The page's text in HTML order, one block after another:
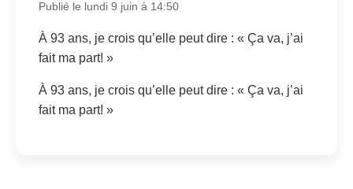
Publié le lundi 9 juin à 14:50
À 93 ans, je crois qu’elle peut dire : « Ça va, j’ai
fait ma part! »
À 93 ans, je crois qu’elle peut dire : « Ça va, j’ai
fait ma part! »